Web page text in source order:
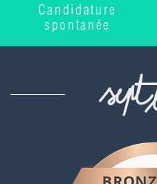
Candidature
spontanée